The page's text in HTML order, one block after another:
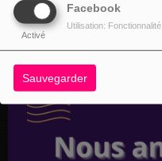
Facebook
Activé
Utilisation: Fonctionnalité
Sauvegarder